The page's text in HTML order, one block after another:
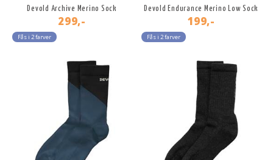
Devold Archive Merino Sock
299,-
Fås i 2 farver
Devold Endurance Merino Low Sock
199,-
Fås i 2 farver